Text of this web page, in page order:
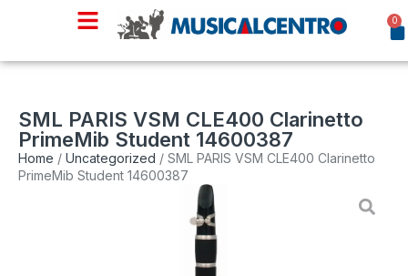
0
SML PARIS VSM CLE400 Clarinetto
PrimeMib Student 14600387
Home / Uncategorized / SML PARIS VSM CLE400 Clarinetto
PrimeMib Student 14600387